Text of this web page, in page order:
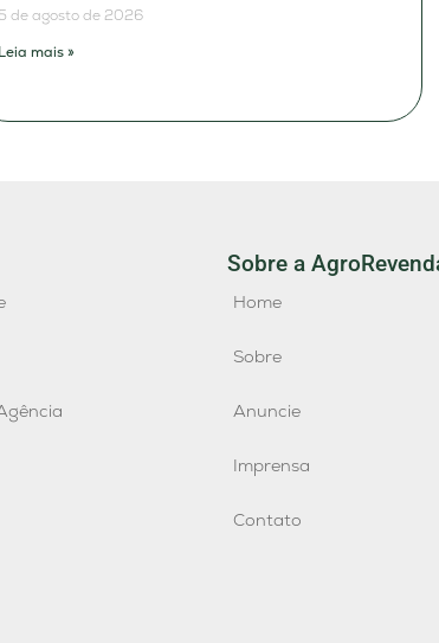
5 de agosto de 2026
Leia mais »
Sobre a
Home
Sobre
Anuncie
Imprensa
Contato